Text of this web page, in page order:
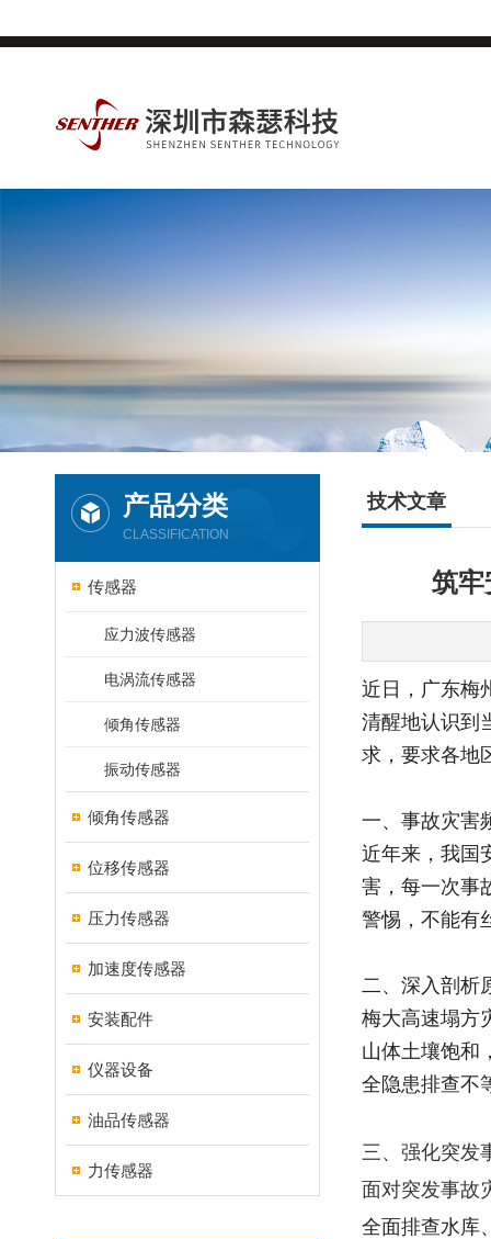
产品分类
CLASSIFICATION
传感器
应力波传感器
电涡流传感器
倾角传感器
振动传感器
倾角传感器
位移传感器
压力传感器
加速度传感器
安装配件
仪器设备
油品传感器
力传感器
技术文章
筑
近日，广东梅
清醒地认识到
求，要求各地
一、事故灾害
近年来，我国
害，每一次事
警惕，不能有
二、深入剖析
梅大高速塌方
山体土壤饱和
全隐患排查不
三、强化突发
面对突发事故
全面排查水库